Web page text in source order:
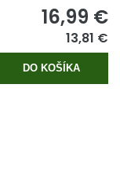
16,99 €
13,81 €
DO KOŠÍKA